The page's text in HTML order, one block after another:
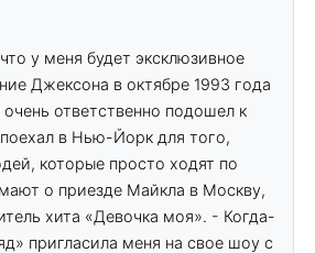
у меня будет эксклюзивное
Джексона в октябре 1993 года
ответственно подошел к
в Нью-Йорк для того,
которые просто ходят по
о приезде Майкла в Москву,
хита «Девочка моя». - Когда-
пригласила меня на свое шоу с